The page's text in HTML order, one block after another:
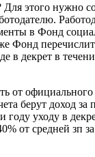
этого нужно
в Фонд
Фонд
в декрет в
от
берут доход за
году уходу в
от средней зп